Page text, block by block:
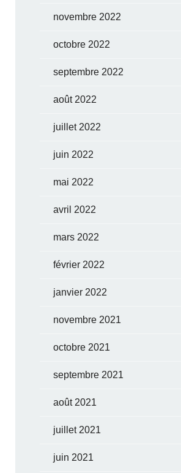
novembre 2022
octobre 2022
septembre 2022
août 2022
juillet 2022
juin 2022
mai 2022
avril 2022
mars 2022
février 2022
janvier 2022
novembre 2021
octobre 2021
septembre 2021
août 2021
juillet 2021
juin 2021